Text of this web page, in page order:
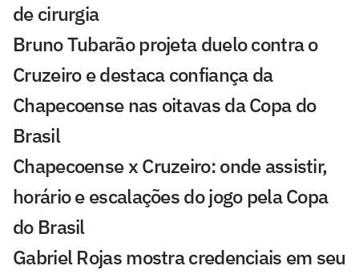
de cirurgia
Bruno Tubarão projeta duelo contra o
Cruzeiro e destaca confiança da
Chapecoense nas oitavas da Copa do
Brasil
Chapecoense x Cruzeiro: onde assistir,
horário e escalações do jogo pela Copa
do Brasil
Gabriel Rojas mostra credenciais em seu